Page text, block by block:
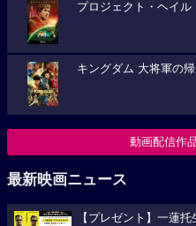
プロジェクト・ヘイル
キングダム 大将軍の
動画配信作
最新映画ニュース
【プレゼント】一蓮